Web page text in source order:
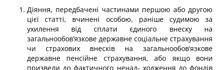
Діяння, передбачені частинами першою або другою
цієї статті, вчинені осо­бою, раніше судимою за
ухилення від сплати єдиного внеску на
загальнообов’язкове державне соціальне страхування
чи страхових внесків на загальнообов’язкове
державне пенсійне страхування, або якщо вони
призвели до фактичного ненад- ходження до фондів